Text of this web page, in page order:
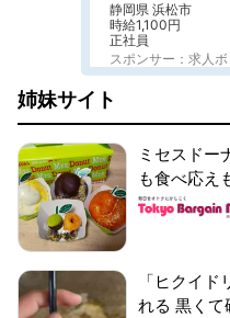
静岡県 浜松市
時給1,100円
正社員
スポンサー：求人
姉妹サイト
ミセスドー
も食べ応え
「ヒクイ
れる 黒くて